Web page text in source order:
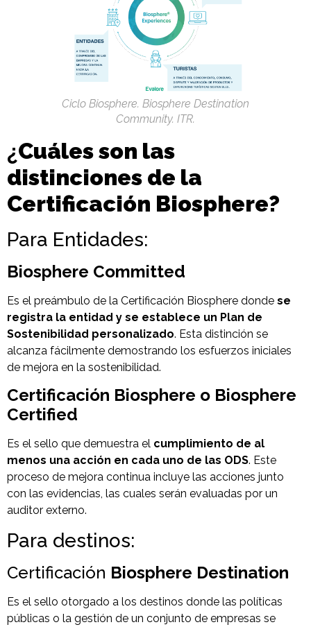
Ciclo Biosphere. Biosphere Destination
Community. ITR.
¿Cuáles son las
distinciones de la
Certificación Biosphere?
Para Entidades:
Biosphere Committed
Es el preámbulo de la Certificación Biosphere donde se
registra la entidad y se establece un Plan de
Sostenibilidad personalizado. Esta distinción se
alcanza fácilmente demostrando los esfuerzos iniciales
de mejora en la sostenibilidad.
Certificación Biosphere o Biosphere
Certified
Es el sello que demuestra el cumplimiento de al
menos una acción en cada uno de las ODS. Este
proceso de mejora continua incluye las acciones junto
con las evidencias, las cuales serán evaluadas por un
auditor externo.
Para destinos:
Certificación Biosphere Destination
Es el sello otorgado a los destinos donde las políticas
públicas o la gestión de un conjunto de empresas se